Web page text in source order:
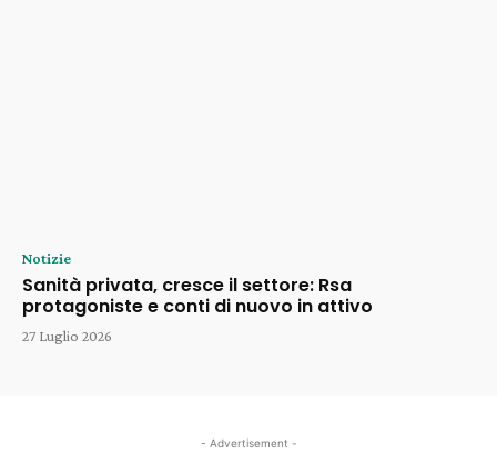
Notizie
Sanità privata, cresce il settore: Rsa
protagoniste e conti di nuovo in attivo
27 Luglio 2026
- Advertisement -